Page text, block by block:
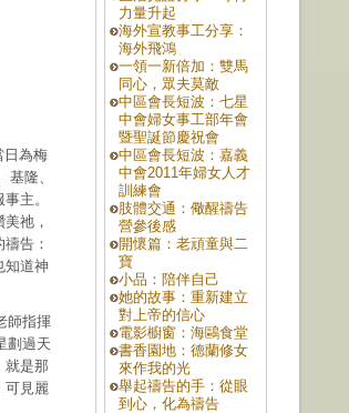
為梅
隆、
主。
祂，
告：
知道神
師指揮
劃過天
就是那
可見麗
力量升起
海外宣教事工分享：
海外飛鴻
一領一新倍加：雙馬
同心，眾夫莫敵
中區會長短波：七星
中會婦女事工部年會
暨聖誕節慶祝會
中區會長短波：嘉義
中會2011年婦女人才
訓練會
肢體交通：儆醒禱告
營參後感
開懷篇：老頑童與二
寶
小品：陪伴自己
她的故事：重新建立
對上帝的信心
電影櫥窗：海鷗食堂
書香園地：德蘭修女
來作我的光
舉起禱告的手：從眼
到心，化為禱告